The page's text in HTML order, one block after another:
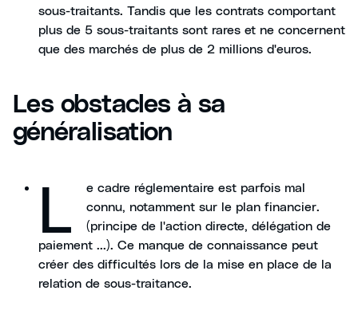
sous-traitants. Tandis que les contrats comportant
plus de 5 sous-traitants sont rares et ne concernent
que des marchés de plus de 2 millions d'euros.
Les obstacles à sa
généralisation
L
e cadre réglementaire est parfois mal
connu, notamment sur le plan financier.
(principe de l'action directe, délégation de
paiement ...). Ce manque de connaissance peut
créer des difficultés lors de la mise en place de la
relation de sous-traitance.